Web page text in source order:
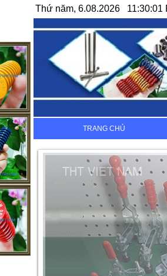
Thứ năm, 6.08.2026 11:30:01
TRANG CHỦ